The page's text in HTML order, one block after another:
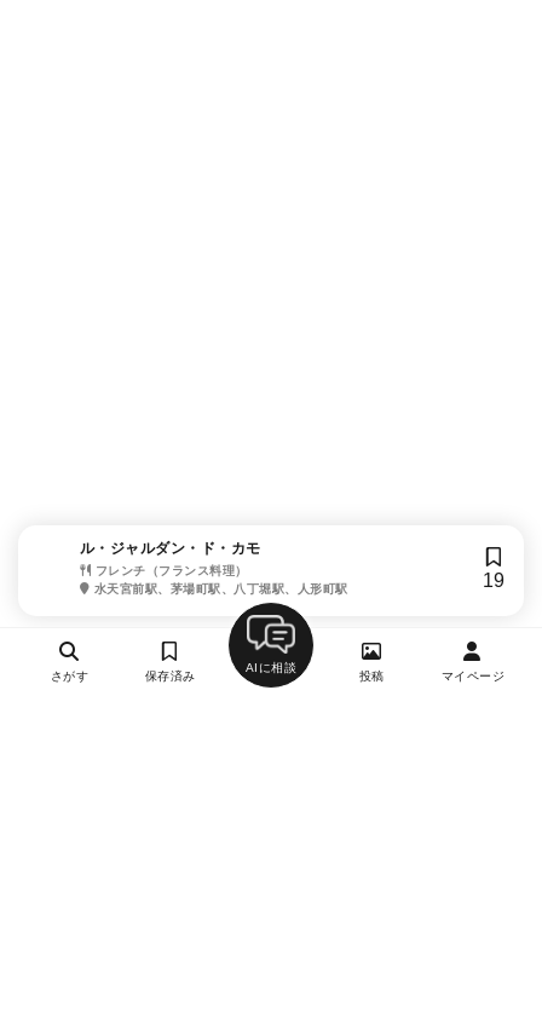
ル・ジャルダン・ド・カモ
フレンチ（フランス料理）
水天宮前駅、茅場町駅、八丁堀駅、人形町駅
19
さがす 保存済み
AIに相談
投稿 マイページ